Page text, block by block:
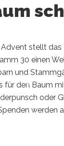
Advent stellt
30 einen
und
für den Baum
oder
werden